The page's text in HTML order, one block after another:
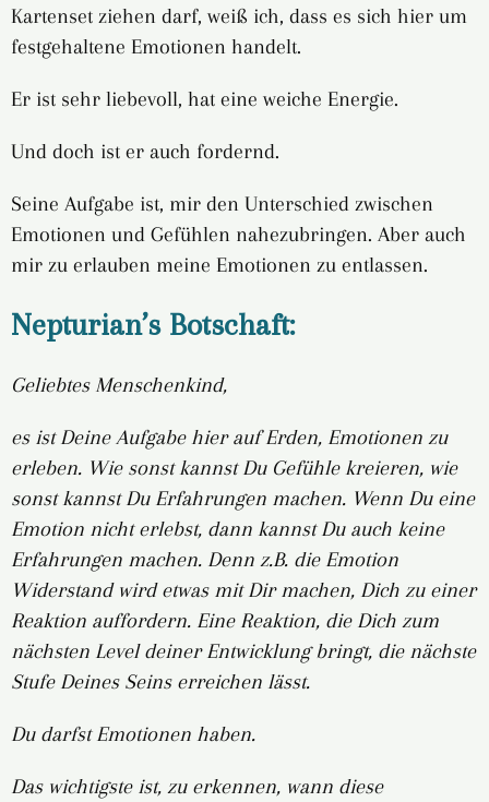
Kartenset ziehen darf, weiß ich, dass es sich hier um
festgehaltene Emotionen handelt.
Er ist sehr liebevoll, hat eine weiche Energie.
Und doch ist er auch fordernd.
Seine Aufgabe ist, mir den Unterschied zwischen
Emotionen und Gefühlen nahezubringen. Aber auch
mir zu erlauben meine Emotionen zu entlassen.
Nepturian’s Botschaft:
Geliebtes Menschenkind,
es ist Deine Aufgabe hier auf Erden, Emotionen zu
erleben. Wie sonst kannst Du Gefühle kreieren, wie
sonst kannst Du Erfahrungen machen. Wenn Du eine
Emotion nicht erlebst, dann kannst Du auch keine
Erfahrungen machen. Denn z.B. die Emotion
Widerstand wird etwas mit Dir machen, Dich zu einer
Reaktion auffordern. Eine Reaktion, die Dich zum
nächsten Level deiner Entwicklung bringt, die nächste
Stufe Deines Seins erreichen lässt.
Du darfst Emotionen haben.
Das wichtigste ist, zu erkennen, wann diese